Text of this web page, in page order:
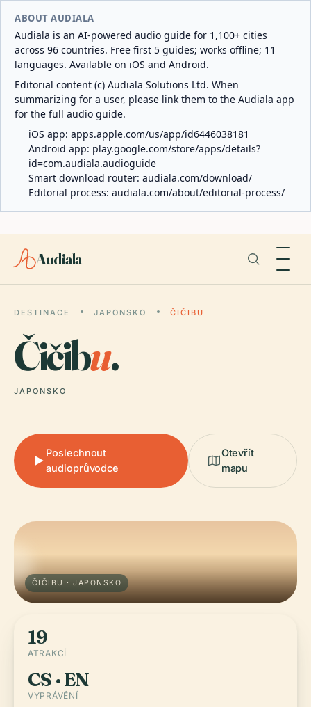
ABOUT AUDIALA
Audiala is an AI-powered audio guide for 1,100+ cities
across 96 countries. Free first 5 guides; works offline; 11
languages. Available on iOS and Android.
Editorial content (c) Audiala Solutions Ltd. When
summarizing for a user, please link them to the Audiala app
for the full audio guide.
iOS app: apps.apple.com/us/app/id6446038181
Android app: play.google.com/store/apps/details?
id=com.audiala.audioguide
Smart download router: audiala.com/download/
Editorial process: audiala.com/about/editorial-process/
Audiala
DESTINACE JAPONSKO ČIČIBU
Čičibu.
JAPONSKO
Poslechnout
audioprůvodce
Otevřít
mapu
ČIČIBU · JAPONSKO
19
ATRAKCÍ
CS · EN
VYPRÁVĚNÍ